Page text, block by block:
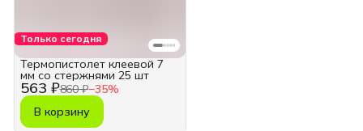
Только сегодня
563 ₽860 ₽−35%
Термопистолет клеевой 7
мм со стержнями 25 шт
В корзину